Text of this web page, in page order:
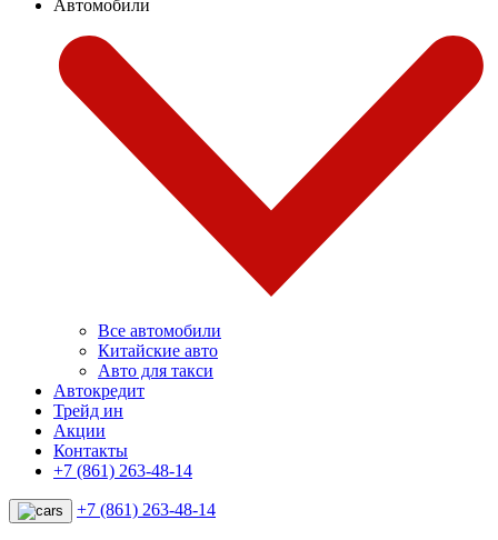
Автомобили
Все автомобили
Китайские авто
Авто для такси
Автокредит
Трейд ин
Акции
Контакты
+7 (861) 263-48-14
+7 (861) 263-48-14